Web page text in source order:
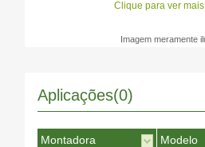
Clique para ver
Imagem meramente
Aplicações(0)
Montadora Modelo